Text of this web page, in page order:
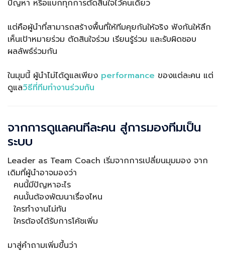
ปัญหา หรือแบกทุกการตัดสินใจไว้คนเดียว
แต่คือผู้นำที่สามารถสร้างพื้นที่ให้ทีมคุยกันให้จริง ฟังกันให้ลึก
เห็นเป้าหมายร่วม ตัดสินใจร่วม เรียนรู้ร่วม และรับผิดชอบ
ผลลัพธ์ร่วมกัน
ในมุมนี้ ผู้นำไม่ได้ดูแลเพียง performance ของแต่ละคน แต่
ดูแลวิธีที่ทีมทำงานร่วมกัน
จากการดูแลคนทีละคน สู่การมองทีมเป็น
ระบบ
Leader as Team Coach เริ่มจากการเปลี่ยนมุมมอง จาก
เดิมที่ผู้นำอาจมองว่า
คนนี้มีปัญหาอะไร
คนนั้นต้องพัฒนาเรื่องไหน
ใครทำงานไม่ทัน
ใครต้องได้รับการโค้ชเพิ่ม
มาสู่คำถามเพิ่มขึ้นว่า